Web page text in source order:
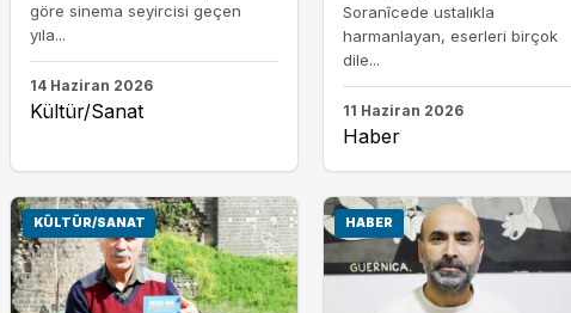
göre sinema seyircisi geçen
yıla...
14 Haziran 2026
Kültür/Sanat
Soranîcede ustalıkla
harmanlayan, eserleri birçok
dile...
11 Haziran 2026
Haber
KÜLTÜR/SANAT HABER